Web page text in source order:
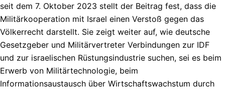
seit dem 7. Oktober 2023 stellt der Beitrag fest, dass die
Militärkooperation mit Israel einen Verstoß gegen das
Völkerrecht darstellt. Sie zeigt weiter auf, wie deutsche
Gesetzgeber und Militärvertreter Verbindungen zur IDF
und zur israelischen Rüstungsindustrie suchen, sei es beim
Erwerb von Militärtechnologie, beim
Informationsaustausch über Wirtschaftswachstum durch